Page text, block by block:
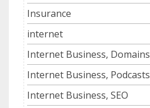
Insurance
internet
Internet Business, Domains
Internet Business, Podcasts
Internet Business, SEO